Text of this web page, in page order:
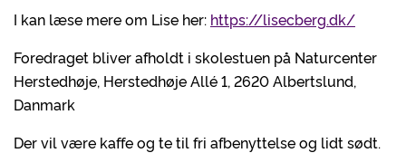
I kan læse mere om Lise her: https://lisecberg.dk/
Foredraget bliver afholdt i skolestuen på Naturcenter
Herstedhøje, Herstedhøje Allé 1, 2620 Albertslund,
Danmark
Der vil være kaffe og te til fri afbenyttelse og lidt sødt.